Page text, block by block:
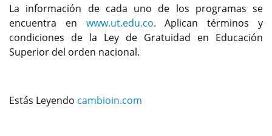
La información de cada uno de los programas se
encuentra en www.ut.edu.co. Aplican términos y
condiciones de la Ley de Gratuidad en Educación
Superior del orden nacional.
Estás Leyendo cambioin.com